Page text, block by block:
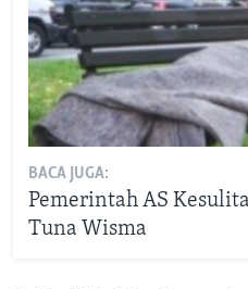
BACA JUGA:
Pemerintah AS
Tuna Wisma